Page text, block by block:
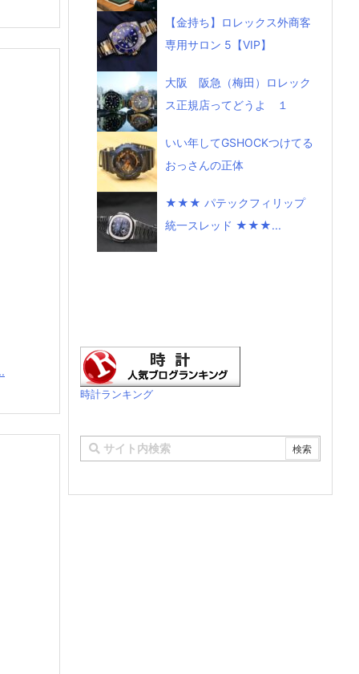
【金持ち】ロレックス外商客
専用サロン 5【VIP】
大阪 阪急（梅田）ロレック
ス正規店ってどうよ １
いい年してGSHOCKつけてる
おっさんの正体
★★★ パテックフィリップ
統一スレッド ★★★...
時計ランキング